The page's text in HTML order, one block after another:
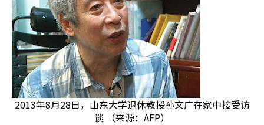
2013年8月28日，山东大学退休教授孙文广在家中接受访
谈 （来源：AFP）